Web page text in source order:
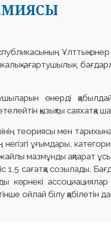
Ұлттық өнер
ағартушылық
өнерді
қызықты саяхатқа
теориясы мен тарихына
ұғымдары,
мазмұнды ақпарат
1,5 сағатқа созылады.
ассоциациялар
ойлай білу қабілетін